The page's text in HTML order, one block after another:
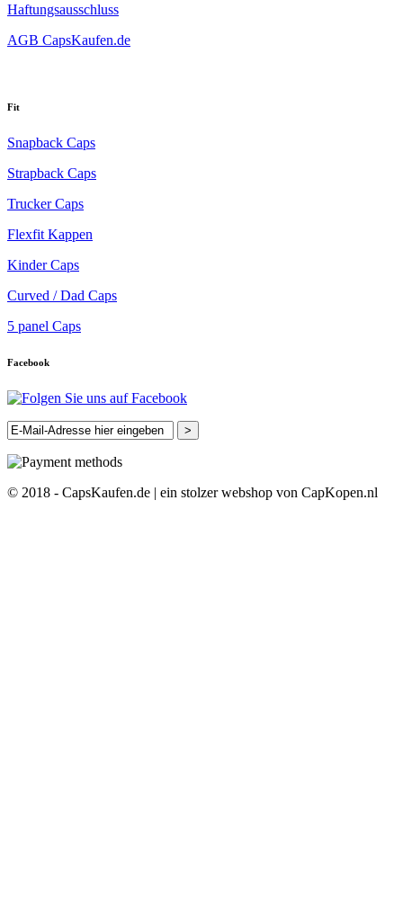
Haftungsausschluss
AGB CapsKaufen.de
Fit
Snapback Caps
Strapback Caps
Trucker Caps
Flexfit Kappen
Kinder Caps
Curved / Dad Caps
5 panel Caps
Facebook
>
© 2018 - CapsKaufen.de | ein stolzer webshop von CapKopen.nl